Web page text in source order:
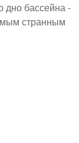
дно бассейна -
странным